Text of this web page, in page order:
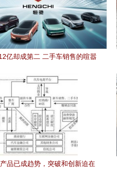
亿却成第二 二手车销售的喧嚣
品已成趋势，突破和创新迫在